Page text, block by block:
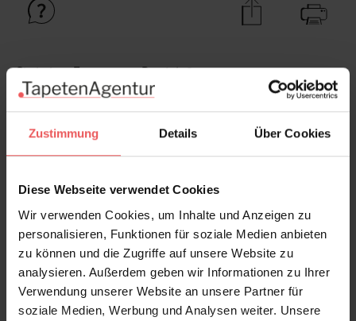
Zustimmung Details Über Cookies
Diese Webseite verwendet Cookies
Wir verwenden Cookies, um Inhalte und Anzeigen zu
personalisieren, Funktionen für soziale Medien anbieten
zu können und die Zugriffe auf unsere Website zu
analysieren. Außerdem geben wir Informationen zu Ihrer
Verwendung unserer Website an unsere Partner für
soziale Medien, Werbung und Analysen weiter. Unsere
Sie haben Fragen zum Produkt?
Frage stellen
Produktgalerie überspringen
Varianten